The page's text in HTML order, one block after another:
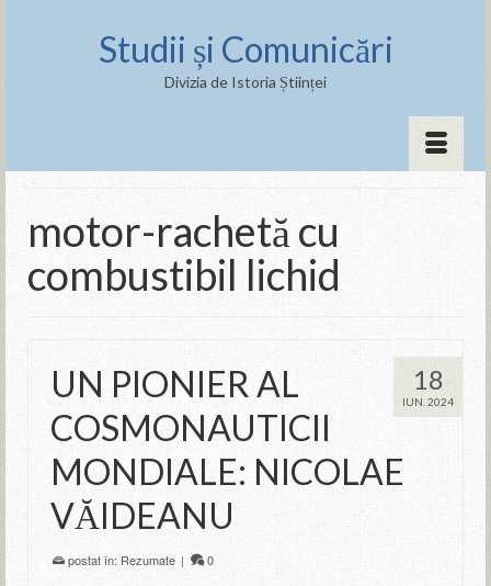
Studii și Comunicări
Divizia de Istoria Științei
motor-rachetă cu
combustibil lichid
18
IUN. 2024
UN PIONIER AL
COSMONAUTICII
MONDIALE: NICOLAE
VĂIDEANU
postat în: Rezumate | 0